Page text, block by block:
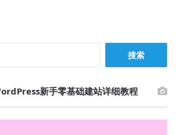
新手零基础建站详细教程